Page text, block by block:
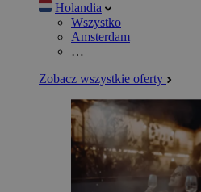
Holandia
Wszystko
Amsterdam
…
Zobacz wszystkie oferty